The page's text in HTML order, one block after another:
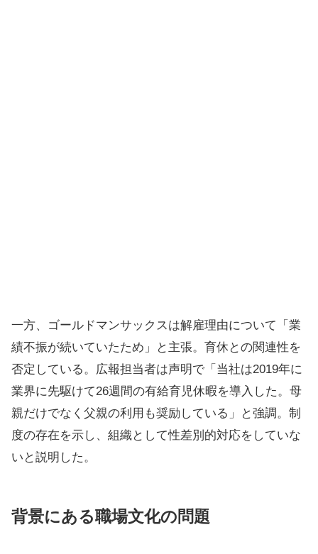
一方、ゴールドマンサックスは解雇理由について「業
績不振が続いていたため」と主張。育休との関連性を
否定している。広報担当者は声明で「当社は2019年に
業界に先駆けて26週間の有給育児休暇を導入した。母
親だけでなく父親の利用も奨励している」と強調。制
度の存在を示し、組織として性差別的対応をしていな
いと説明した。
背景にある職場文化の問題